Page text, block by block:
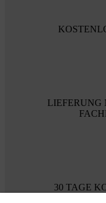
LIEFERUNG
30 TAGE